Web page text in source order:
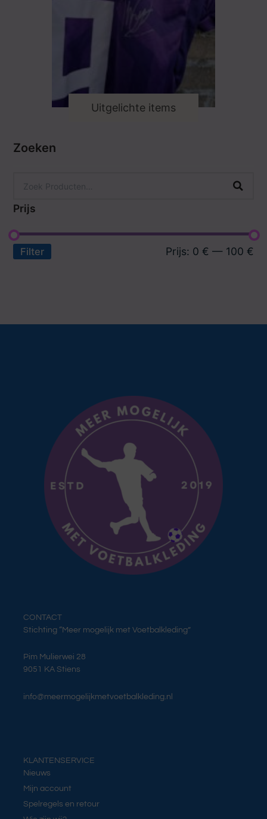
Uitgelichte items
Zoeken
Prijs
Filter Prijs: 0 € — 100 €
CONTACT
Stichting “Meer mogelijk met Voetbalkleding”
Pim Mulierwei 28
9051 KA Stiens
info@meermogelijkmetvoetbalkleding.nl
KLANTENSERVICE
Nieuws
Mijn account
Spelregels en retour